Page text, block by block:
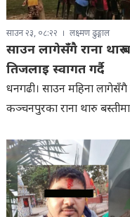
साउन २३, ०८:२२ लक्ष्मण ढुङ्गाल
साउन लागेसँगै राना थारु
तिजलाइ स्वागत गर्दै
धनगढी। साउन महिना लागेसँगै
कञ्चनपुरका राना थारु